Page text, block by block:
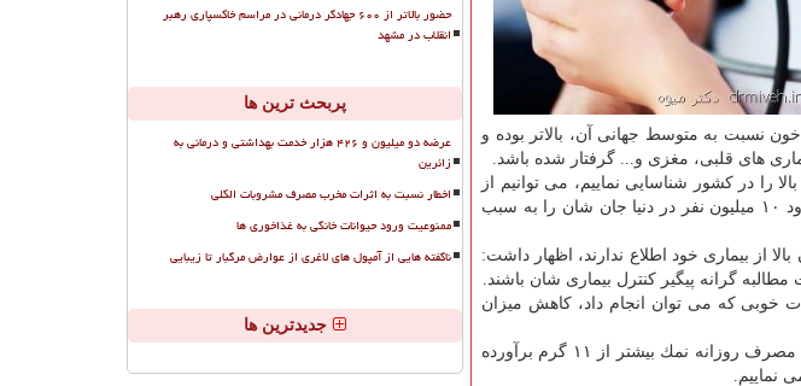
نسبت به متوسط جهانی آن، بالاتر بوده و
های قلبی، مغزی و... گرفتار شده باشد.
را در كشور شناسایی نماییم، می توانیم از
موارد بالای مرگ ومیر در كشور پیشگیری نماییم. باید توجه كرد كه طبق آمارهای جهانی سالانه حدود ۱۰ میلیون نفر در دنیا جان شان را به سبب
مبتلا به فشار خون بالا از بیماری خود اطلاع ندارند، اظهار داشت:
گرانه پیگیر كنترل بیماری شان باشند.
خوبی كه می توان انجام داد، كاهش میزان
سلیمی اشاره كرد: استاندارد مصرف روزانه نمك در دنیا چهار تا پنج گرم است، اما در ایران میزان مصرف روزانه نمك بیشتر از ۱۱ گرم برآورده
نماییم.
حضور بالاتر از ۶۰۰ جهادگر درمانی در مراسم خاکسپاری رهبر
انقلاب در مشهد
پربحث ترین ها
عرضه دو میلیون و ۴۲۶ هزار خدمت بهداشتی و درمانی به
زائرین
اخطار نسبت به اثرات مخرب مصرف مشروبات الکلی
ممنوعیت ورود حیوانات خانگی به غذاخوری ها
ناگفته هایی از آمپول های لاغری از عوارض مرگبار تا زیبایی
جدیدترین ها